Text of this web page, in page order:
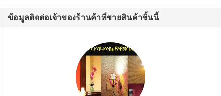
ข้อมูลติดต่อเจ้าของร้านค้าที่ขายสินค้าชิ้นนี้